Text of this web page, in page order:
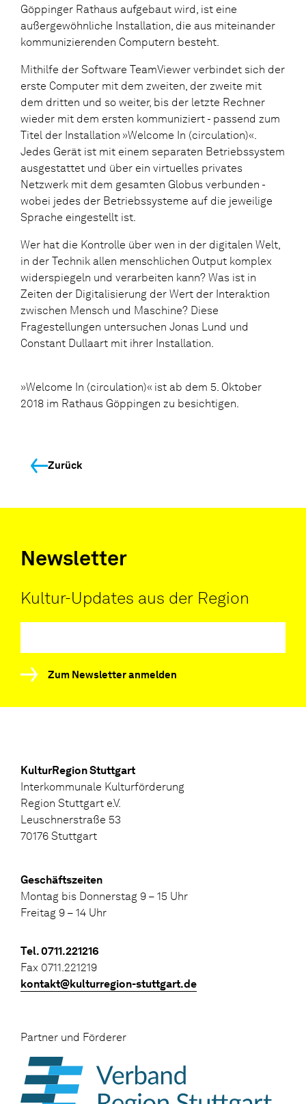
Göppinger Rathaus aufgebaut wird, ist eine
außergewöhnliche Installation, die aus miteinander
kommunizierenden Computern besteht.
Mithilfe der Software TeamViewer verbindet sich der
erste Computer mit dem zweiten, der zweite mit
dem dritten und so weiter, bis der letzte Rechner
wieder mit dem ersten kommuniziert - passend zum
Titel der Installation »Welcome In (circulation)«.
Jedes Gerät ist mit einem separaten Betriebssystem
ausgestattet und über ein virtuelles privates
Netzwerk mit dem gesamten Globus verbunden -
wobei jedes der Betriebssysteme auf die jeweilige
Sprache eingestellt ist.
Wer hat die Kontrolle über wen in der digitalen Welt,
in der Technik allen menschlichen Output komplex
widerspiegeln und verarbeiten kann? Was ist in
Zeiten der Digitalisierung der Wert der Interaktion
zwischen Mensch und Maschine? Diese
Fragestellungen untersuchen Jonas Lund und
Constant Dullaart mit ihrer Installation.
»Welcome In (circulation)« ist ab dem 5. Oktober
2018 im Rathaus Göppingen zu besichtigen.
Zurück
Newsletter
Kultur-Updates aus der Region
Zum Newsletter anmelden
KulturRegion Stuttgart
Interkommunale Kulturförderung
Region Stuttgart e.V.
Leuschnerstraße 53
70176 Stuttgart
Geschäftszeiten
Montag bis Donnerstag 9 – 15 Uhr
Freitag 9 – 14 Uhr
Tel. 0711.221216
Fax 0711.221219
kontakt@kulturregion-stuttgart.de
Partner und Förderer